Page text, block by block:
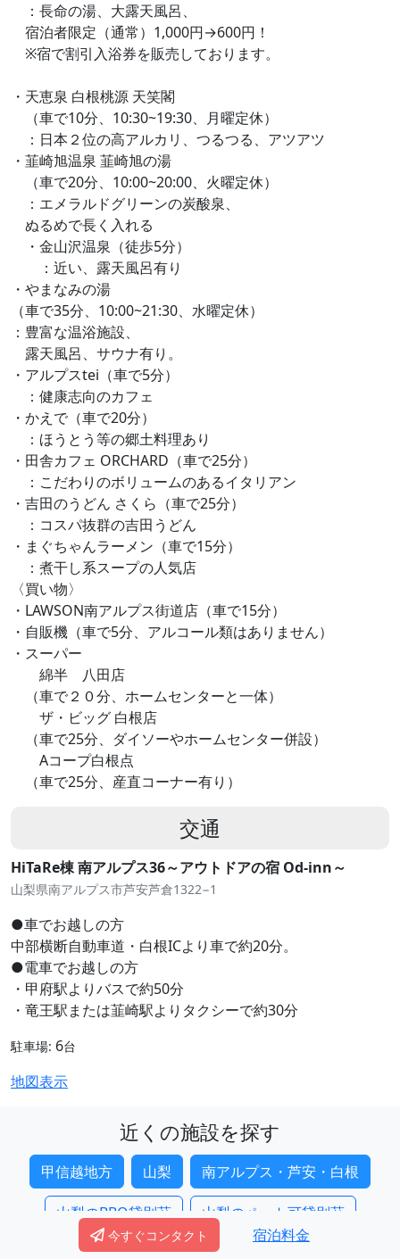
：長命の湯、大露天風呂、
宿泊者限定（通常）1,000円→600円！
※宿で割引入浴券を販売しております。
・天恵泉 白根桃源 天笑閣
（車で10分、10:30~19:30、月曜定休）
：日本２位の高アルカリ、つるつる、アツアツ
・韮崎旭温泉 韮崎旭の湯
（車で20分、10:00~20:00、火曜定休）
：エメラルドグリーンの炭酸泉、
ぬるめで長く入れる
・金山沢温泉（徒歩5分）
：近い、露天風呂有り
・やまなみの湯
（車で35分、10:00~21:30、水曜定休）
：豊富な温浴施設、
露天風呂、サウナ有り。
・アルプスtei（車で5分）
：健康志向のカフェ
・かえで（車で20分）
：ほうとう等の郷土料理あり
・田舎カフェ ORCHARD（車で25分）
：こだわりのボリュームのあるイタリアン
・吉田のうどん さくら（車で25分）
：コスパ抜群の吉田うどん
・まぐちゃんラーメン（車で15分）
：煮干し系スープの人気店
〈買い物〉
・LAWSON南アルプス街道店（車で15分）
・自販機（車で5分、アルコール類はありません）
・スーパー
綿半 八田店
（車で２０分、ホームセンターと一体）
ザ・ビッグ 白根店
（車で25分、ダイソーやホームセンター併設）
Aコープ白根点
（車で25分、産直コーナー有り）
交通
HiTaRe棟 南アルプス36～アウトドアの宿 Od-inn～
山梨県南アルプス市芦安芦倉1322−1
●車でお越しの方
中部横断自動車道・白根ICより車で約20分。
●電車でお越しの方
・甲府駅よりバスで約50分
・竜王駅または韮崎駅よりタクシーで約30分
駐車場: 6台
地図表示
今すぐコンタクト 宿泊料金
近くの施設を探す
甲信越地方 山梨 南アルプス・芦安・白根
山梨のBBQ貸別荘 山梨のペット可貸別荘
山梨の大人数貸別荘